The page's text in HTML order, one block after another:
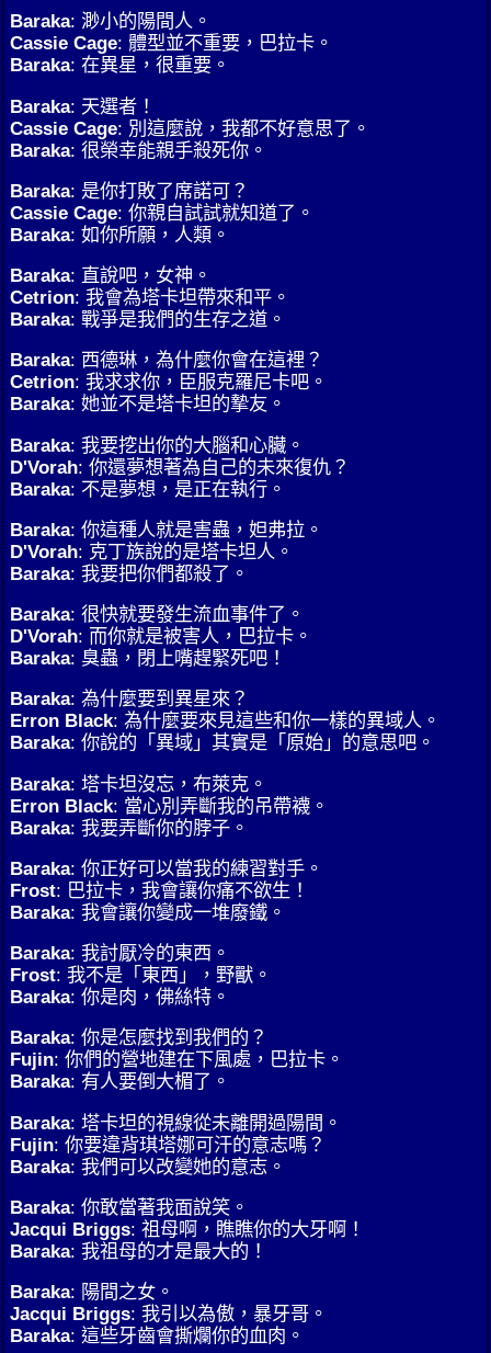
Baraka: 渺小的陽間人。
Cassie Cage: 體型並不重要，巴拉卡。
Baraka: 在異星，很重要。
Baraka: 天選者！
Cassie Cage: 別這麼說，我都不好意思了。
Baraka: 很榮幸能親手殺死你。
Baraka: 是你打敗了席諾可？
Cassie Cage: 你親自試試就知道了。
Baraka: 如你所願，人類。
Baraka: 直說吧，女神。
Cetrion: 我會為塔卡坦帶來和平。
Baraka: 戰爭是我們的生存之道。
Baraka: 西德琳，為什麼你會在這裡？
Cetrion: 我求求你，臣服克羅尼卡吧。
Baraka: 她並不是塔卡坦的摯友。
Baraka: 我要挖出你的大腦和心臟。
D'Vorah: 你還夢想著為自己的未來復仇？
Baraka: 不是夢想，是正在執行。
Baraka: 你這種人就是害蟲，妲弗拉。
D'Vorah: 克丁族說的是塔卡坦人。
Baraka: 我要把你們都殺了。
Baraka: 很快就要發生流血事件了。
D'Vorah: 而你就是被害人，巴拉卡。
Baraka: 臭蟲，閉上嘴趕緊死吧！
Baraka: 為什麼要到異星來？
Erron Black: 為什麼要來見這些和你一樣的異域人。
Baraka: 你說的「異域」其實是「原始」的意思吧。
Baraka: 塔卡坦沒忘，布萊克。
Erron Black: 當心別弄斷我的吊帶襪。
Baraka: 我要弄斷你的脖子。
Baraka: 你正好可以當我的練習對手。
Frost: 巴拉卡，我會讓你痛不欲生！
Baraka: 我會讓你變成一堆廢鐵。
Baraka: 我討厭冷的東西。
Frost: 我不是「東西」，野獸。
Baraka: 你是肉，佛絲特。
Baraka: 你是怎麼找到我們的？
Fujin: 你們的營地建在下風處，巴拉卡。
Baraka: 有人要倒大楣了。
Baraka: 塔卡坦的視線從未離開過陽間。
Fujin: 你要違背琪塔娜可汗的意志嗎？
Baraka: 我們可以改變她的意志。
Baraka: 你敢當著我面說笑。
Jacqui Briggs: 祖母啊，瞧瞧你的大牙啊！
Baraka: 我祖母的才是最大的！
Baraka: 陽間之女。
Jacqui Briggs: 我引以為傲，暴牙哥。
Baraka: 這些牙齒會撕爛你的血肉。